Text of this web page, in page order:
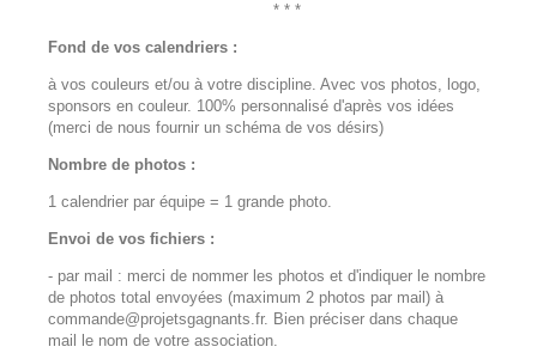
* * *
Fond de vos calendriers :
à vos couleurs et/ou à votre discipline. Avec vos photos, logo,
sponsors en couleur. 100% personnalisé d'après vos idées
(merci de nous fournir un schéma de vos désirs)
Nombre de photos :
1 calendrier par équipe = 1 grande photo.
Envoi de vos fichiers :
- par mail : merci de nommer les photos et d'indiquer le nombre
de photos total envoyées (maximum 2 photos par mail) à
commande@projetsgagnants.fr. Bien préciser dans chaque
mail le nom de votre association.